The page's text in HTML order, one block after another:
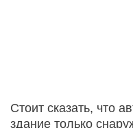
Стоит сказать, что
здание только